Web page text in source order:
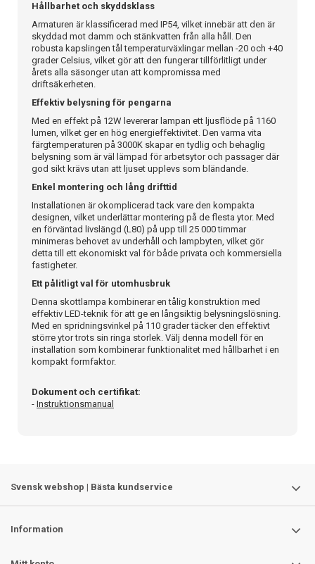
Hållbarhet och skyddsklass
Armaturen är klassificerad med IP54, vilket innebär att den är
skyddad mot damm och stänkvatten från alla håll. Den
robusta kapslingen tål temperaturväxlingar mellan -20 och +40
grader Celsius, vilket gör att den fungerar tillförlitligt under
årets alla säsonger utan att kompromissa med
driftsäkerheten.
Effektiv belysning för pengarna
Med en effekt på 12W levererar lampan ett ljusflöde på 1160
lumen, vilket ger en hög energieffektivitet. Den varma vita
färgtemperaturen på 3000K skapar en tydlig och behaglig
belysning som är väl lämpad för arbetsytor och passager där
god sikt krävs utan att ljuset upplevs som bländande.
Enkel montering och lång drifttid
Installationen är okomplicerad tack vare den kompakta
designen, vilket underlättar montering på de flesta ytor. Med
en förväntad livslängd (L80) på upp till 25 000 timmar
minimeras behovet av underhåll och lampbyten, vilket gör
detta till ett ekonomiskt val för både privata och kommersiella
fastigheter.
Ett pålitligt val för utomhusbruk
Denna skottlampa kombinerar en tålig konstruktion med
effektiv LED-teknik för att ge en långsiktig belysningslösning.
Med en spridningsvinkel på 110 grader täcker den effektivt
större ytor trots sin ringa storlek. Välj denna modell för en
installation som kombinerar funktionalitet med hållbarhet i en
kompakt formfaktor.
Dokument och certifikat:
- Instruktionsmanual
Svensk webshop | Bästa kundservice
Information